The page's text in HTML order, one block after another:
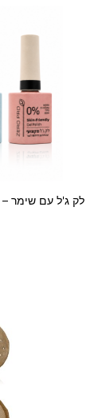
לק ג'ל עם שימר – ZERO PRO